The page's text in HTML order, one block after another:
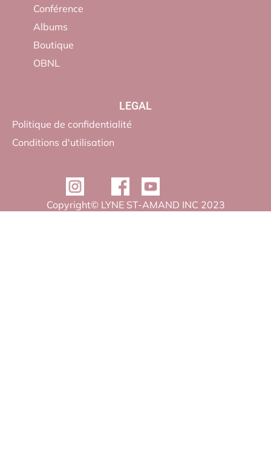
Conférence
Albums
Boutique
OBNL
LEGAL
Politique de confidentialité
Conditions d'utilisation
Copyright© LYNE ST-AMAND INC 2023